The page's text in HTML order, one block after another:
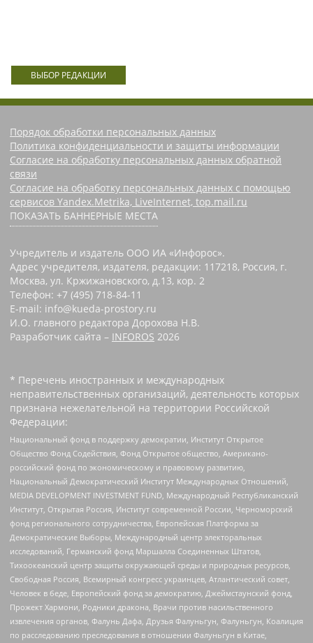
ВЫБОР РЕДАКЦИИ
Порядок обработки персональных данных
Политика конфиденциальности и защиты информации
Согласие на обработку персональных данных обратной
связи
Согласие на обработку персональных данных с помощью
сервисов Yandex.Metrika, LiveInternet, top.mail.ru
ПОКАЗАТЬ БАННЕРНЫЕ МЕСТА
Учредитель и издатель ООО ИА «Инфорос».
Адрес учредителя, издателя, редакции: 117218, Россия, г.
Москва, ул. Кржижановского, д.13, кор. 2
Телефон: +7 (495) 718-84-11
E-mail: info@kueda-prostory.ru
И.О. главного редактора Дорохова Н.В.
Разработчик сайта – INFOROS 2026
* Перечень иностранных и международных
неправительственных организаций, деятельность которых
признана нежелательной на территории Российской
Федерации:
Национальный фонд в поддержку демократии, Институт Открытое
Общество Фонд Содействия, Фонд Открытое общество, Американо-
российский фонд по экономическому и правовому развитию,
Национальный Демократический Институт Международных Отношений,
MEDIA DEVELOPMENT INVESTMENT FUND, Международный Республиканский
Институт, Открытая Россия, Институт современной России, Черноморский
фонд регионального сотрудничества, Европейская Платформа за
Демократические Выборы, Международный центр электоральных
исследований, Германский фонд Маршалла Соединенных Штатов,
Тихоокеанский центр защиты окружающей среды и природных ресурсов,
Свободная Россия, Всемирный конгресс украинцев, Атлантический совет,
Человек в беде, Европейский фонд за демократию, Джеймстаунский фонд,
Прожект Хармони, Родники дракона, Врачи против насильственного
извлечения органов, Фалунь Дафа, Друзья Фалуньгун, Фалуньгун, Коалиция
по расследованию преследования в отношении Фалуньгун в Китае,